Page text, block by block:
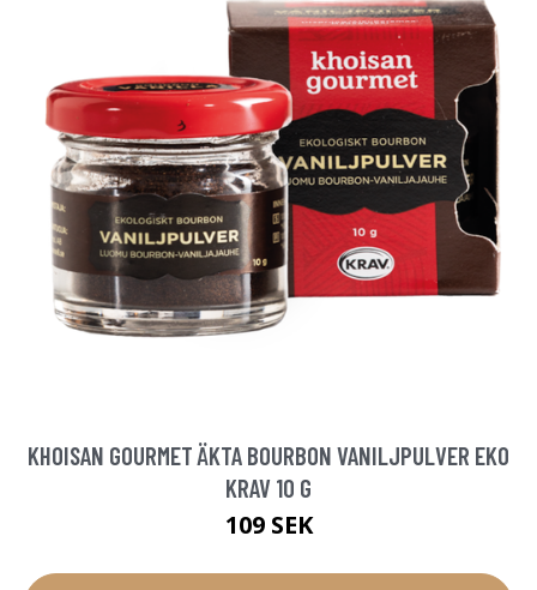
KHOISAN GOURMET ÄKTA BOURBON VANILJPULVER EKO
KRAV 10 G
109 SEK